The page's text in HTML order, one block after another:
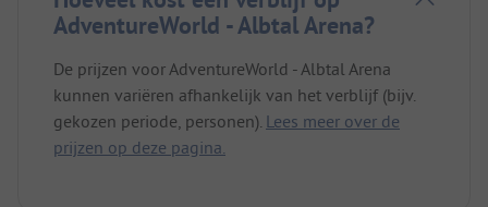
AdventureWorld - Albtal Arena?
De prijzen voor AdventureWorld - Albtal Arena
kunnen variëren afhankelijk van het verblijf (bijv.
gekozen periode, personen). Lees meer over de
prijzen op deze pagina.